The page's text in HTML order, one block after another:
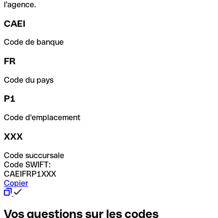
l'agence.
CAEI
Code de banque
FR
Code du pays
P1
Code d'emplacement
XXX
Code succursale
Code SWIFT:
CAEIFRP1XXX
Copier
Vos questions sur les codes